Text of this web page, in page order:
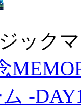
ック
-